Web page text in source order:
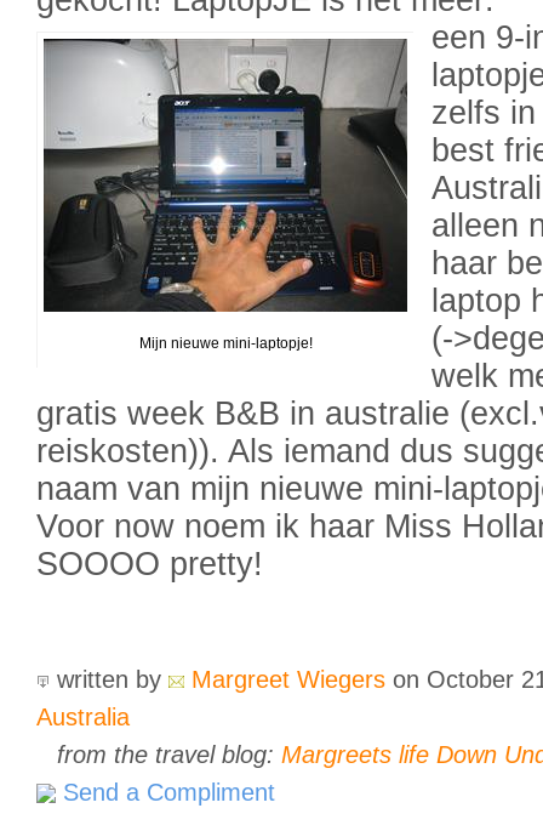
Mijn nieuwe mini-laptopje!
een 9-
zelfs
best
alleen
haar
laptop
(-
welk
gratis week B&B in australie
reiskosten)). Als iemand dus
naam van mijn nieuwe mini-
Voor now noem ik haar Miss
SOOOO pretty!
written by Margreet Wiegers on October
Australia
from the travel blog: Margreets life Down
Send a Compliment